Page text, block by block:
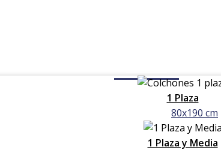
1 Plaza
80x190 cm
1 Plaza y Media